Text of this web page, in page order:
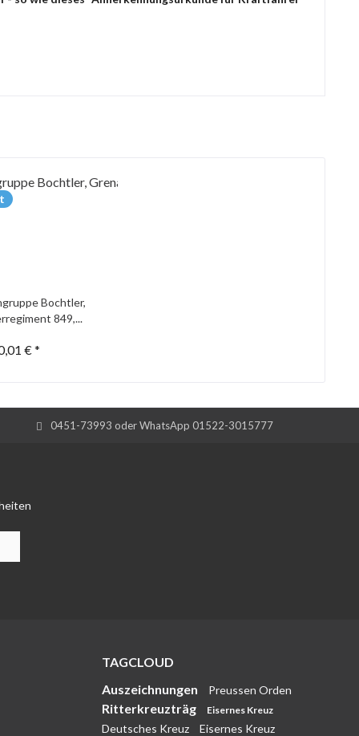
Bochtler,
849,...
€ *
0451-73993 oder WhatsApp 01522-3015777
TAGCLOUD
Auszeichnungen
Preussen Orden
Ritterkreuzträg Eisernes Kreuz
Deutsches Kreuz Eisernes Kreuz